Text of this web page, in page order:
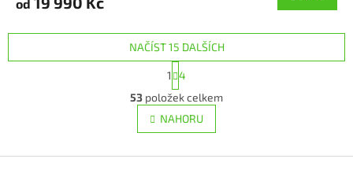
od
O
v
l
á
NAČÍST 15 DALŠÍCH
S
t
r
á
n
k
v
1
4
53 položek celkem
NAHORU